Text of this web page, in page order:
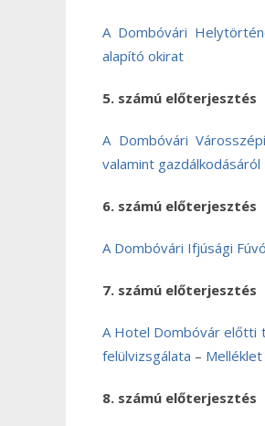
A Dombóvári
alapító okirat
5. számú
A Dombóvári
valamint gazdálkodásáról
6. számú
A Dombóvári Ifjúsági
7. számú
A Hotel Dombóvár előtti
felülvizsgálata – Melléklet
8. számú